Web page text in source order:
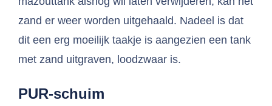
zand er weer worden uitgehaald. Nadeel is dat
dit een erg moeilijk taakje is aangezien een tank
met zand uitgraven, loodzwaar is.
PUR-schuim